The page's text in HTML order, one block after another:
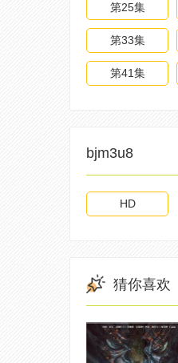
第25集
第33集
第41集
bjm3u8
HD
猜你喜欢